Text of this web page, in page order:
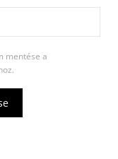
mentése a